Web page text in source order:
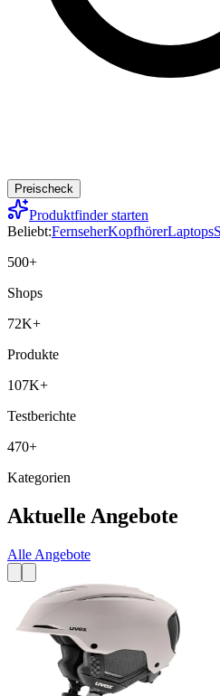
Preischeck
Produktfinder starten
Beliebt:FernseherKopfhörerLaptops
500+
Shops
72K+
Produkte
107K+
Testberichte
470+
Kategorien
Aktuelle Angebote
Alle Angebote